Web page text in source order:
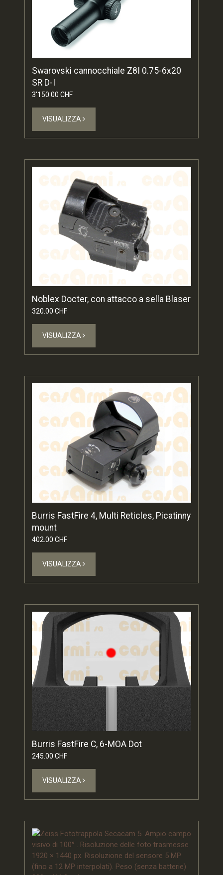
Swarovski cannocchiale Z8I 0.75-6x20
SR D-I
3'150.00 CHF
VISUALIZZA
Noblex Docter, con attacco a sella Blaser
320.00 CHF
VISUALIZZA
Burris FastFire 4, Multi Reticles, Picatinny
mount
402.00 CHF
VISUALIZZA
Burris FastFire C, 6-MOA Dot
245.00 CHF
VISUALIZZA